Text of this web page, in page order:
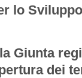
lo
Giunta
dei